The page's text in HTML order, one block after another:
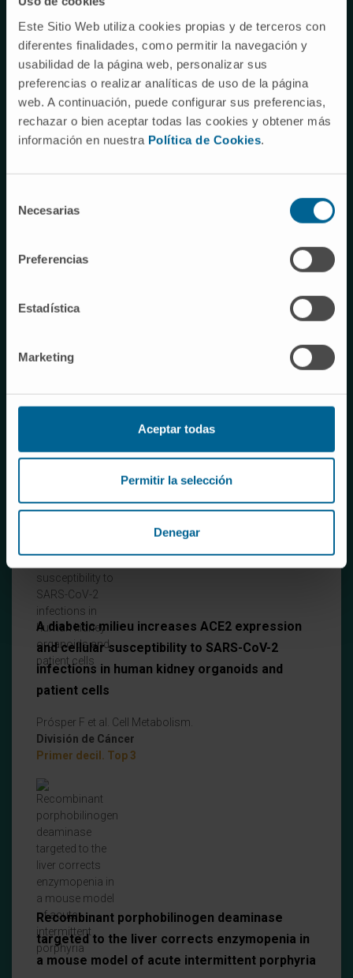
Este Sitio Web utiliza cookies propias y de terceros con
diferentes finalidades, como permitir la navegación y
usabilidad de la página web, personalizar sus
preferencias o realizar analíticas de uso de la página
web. A continuación, puede configurar sus preferencias,
rechazar o bien aceptar todas las cookies y obtener más
información en nuestra Política de Cookies.
Necesarias
Preferencias
Estadística
Marketing
Aceptar todas
Permitir la selección
Denegar
CD137 (4-1BB)-Based Cancer Immunotherapy
on Its 25th Anniversary
División de Cáncer
Activation of the PP2A-B56 heterocomplex
through BCL2 and MCL1 modulation
Odero MD et al. Blood.
A diabetic milieu increases ACE2 expression
and cellular susceptibility to SARS-CoV-2
infections in human kidney organoids and
patient cells
Prósper F et al. Cell Metabolism.
División de Cáncer
Primer decil. Top 3
Recombinant porphobilinogen deaminase
targeted to the liver corrects enzymopenia in
a mouse model of acute intermittent porphyria